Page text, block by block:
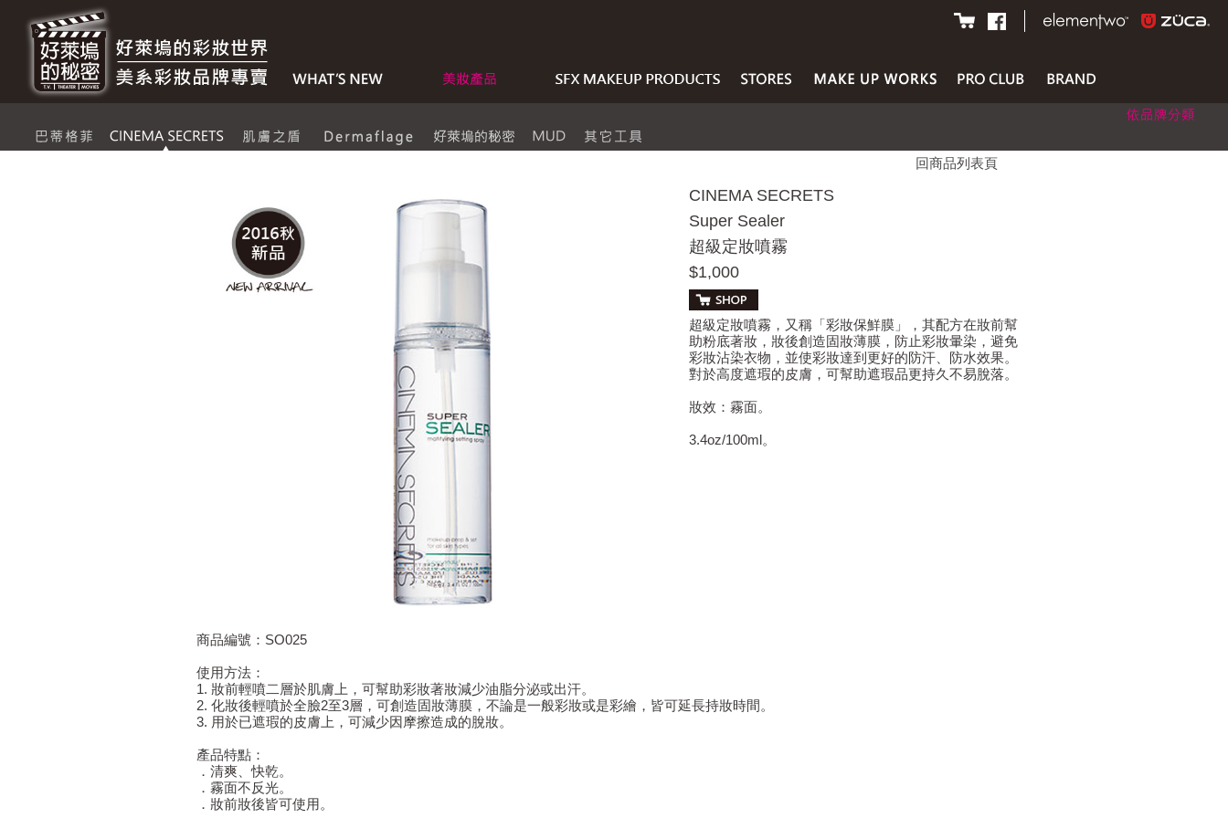
回商品列表頁
CINEMA SECRETS
Super Sealer
超級定妝噴霧
$1,000
超級定妝噴霧，又稱「彩妝保鮮膜」，其配方在妝前幫
助粉底著妝，妝後創造固妝薄膜，防止彩妝暈染，避免
彩妝沾染衣物，並使彩妝達到更好的防汗、防水效果。
對於高度遮瑕的皮膚，可幫助遮瑕品更持久不易脫落。
妝效：霧面。
3.4oz/100ml。
商品編號：SO025
使用方法：
1. 妝前輕噴二層於肌膚上，可幫助彩妝著妝減少油脂分泌或出汗。
2. 化妝後輕噴於全臉2至3層，可創造固妝薄膜，不論是一般彩妝或是彩繪，皆可延長持妝時間。
3. 用於已遮瑕的皮膚上，可減少因摩擦造成的脫妝。
產品特點：
．清爽、快乾。
．霧面不反光。
．妝前妝後皆可使用。